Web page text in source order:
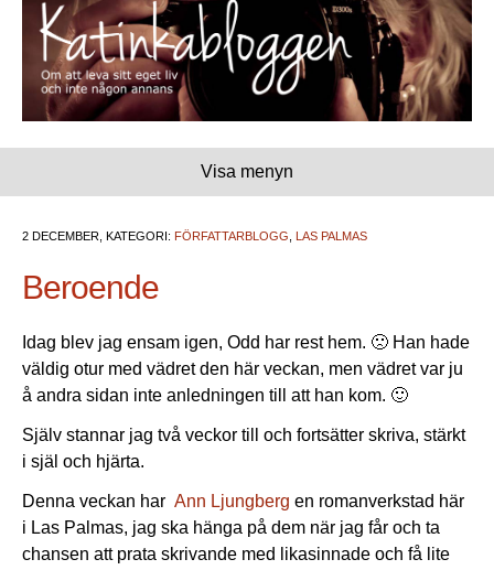
Visa menyn
2 DECEMBER, KATEGORI: FÖRFATTARBLOGG LAS PALMAS
Beroende
Idag blev jag ensam igen, Odd har rest hem. 🙁 Han hade
väldig otur med vädret den här veckan, men vädret var ju
å andra sidan inte anledningen till att han kom. 🙂
Själv stannar jag två veckor till och fortsätter skriva, stärkt
i själ och hjärta.
Denna veckan har Ann Ljungberg en romanverkstad här
i Las Palmas, jag ska hänga på dem när jag får och ta
chansen att prata skrivande med likasinnade och få lite